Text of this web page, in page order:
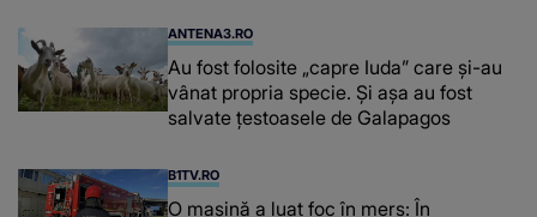
ANTENA3.RO
Au fost folosite „capre Iuda” care și-au
vânat propria specie. Și așa au fost
salvate țestoasele de Galapagos
B1TV.RO
O maşină a luat foc în mers: În